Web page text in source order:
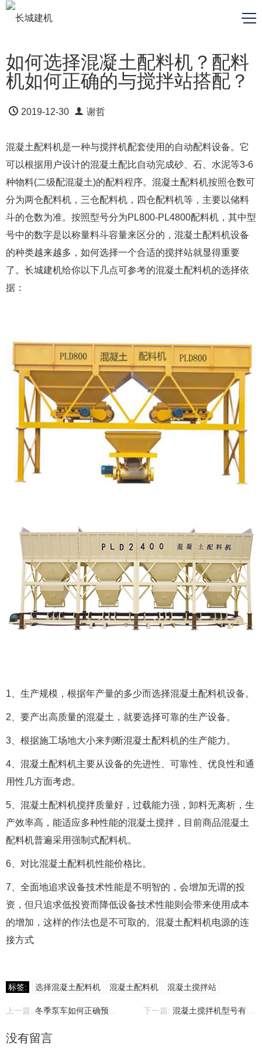
如何选择混凝土配料机？配料
机如何正确的与搅拌站搭配？
2019-12-30 谢哲
混凝土配料机是一种与搅拌机配套使用的自动配料设备。它
可以根据用户设计的混凝土配比自动完成砂、石、水泥等3-6
种物料(二级配混凝土)的配料程序。混凝土配料机按照仓数可
分为两仓配料机，三仓配料机，四仓配料机等，主要以储料
斗的仓数为准。按照型号分为PL800-PL4800配料机，其中型
号中的数字是以称量料斗容量来区分的，混凝土配料机设备
的种类越来越多，如何选择一个合适的搅拌站就显得重要
了。长城建机给你以下几点可参考的混凝土配料机的选择依
据：
1、生产规模，根据年产量的多少而选择混凝土配料机设备。
2、要产出高质量的混凝土，就要选择可靠的生产设备。
3、根据施工场地大小来判断混凝土配料机的生产能力。
4、混凝土配料机主要从设备的先进性、可靠性、优良性和通
用性几方面考虑。
5、混凝土配料机搅拌质量好，过载能力强，卸料无离析，生
产效率高，能适应多种性能的混凝土搅拌，目前商品混凝土
配料机普遍采用强制式配料机。
6、对比混凝土配料机性能价格比。
7、全面地追求设备技术性能是不明智的，会增加无谓的投
资，但只追求低投资而降低设备技术性能则会带来使用成本
的增加，这样的作法也是不可取的。混凝土配料机电源的连
接方式
标签: 选择混凝土配料机 混凝土配料机 混凝土搅拌站
上一篇: 冬季泵车如何正确预热？ 下一篇:混凝土搅拌机型号有哪些？
没有留言